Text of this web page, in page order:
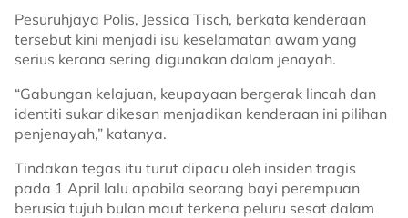
Pesuruhjaya Polis, Jessica Tisch, berkata kenderaan
tersebut kini menjadi isu keselamatan awam yang
serius kerana sering digunakan dalam jenayah.
“Gabungan kelajuan, keupayaan bergerak lincah dan
identiti sukar dikesan menjadikan kenderaan ini pilihan
penjenayah,” katanya.
Tindakan tegas itu turut dipacu oleh insiden tragis
pada 1 April lalu apabila seorang bayi perempuan
berusia tujuh bulan maut terkena peluru sesat dalam